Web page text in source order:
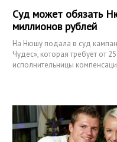
Суд может обязать
миллионов рублей
На Нюшу подала в суд
Чудес», которая требует от
исполнительницы